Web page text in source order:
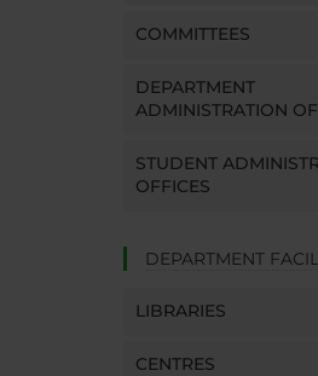
COMMITTEES
DEPARTMENT
ADMINISTRATION
STUDENT
OFFICES
DEPARTMENT
LIBRARIES
CENTRES